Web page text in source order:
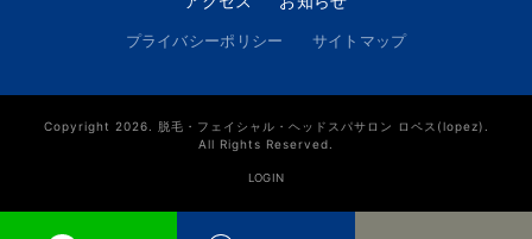
プライバシーポリシー サイトマップ
Copyright 2026. 脱毛・フェイシャル・ヘッドスパサロン ロペス(lopez).
All Rights Reserved.
LOGIN